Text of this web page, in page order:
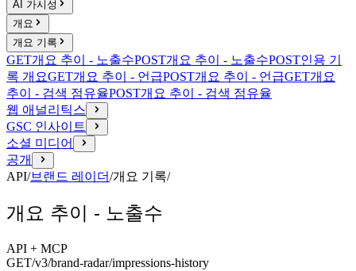
AI 가시성
개요
개요 기록
GET개요 추이 - 노출수POST개요 추이 - 노출수POST인용 기
록 개요GET개요 추이 - 언급POST개요 추이 - 언급GET개요
추이 - 검색 점유율POST개요 추이 - 검색 점유율
웹 애널리틱스
GSC 인사이트
소셜 미디어
공개
API/브랜드 레이더/개요 기록/
개요 추이 - 노출수
API + MCP
GET/v3/brand-radar/impressions-history